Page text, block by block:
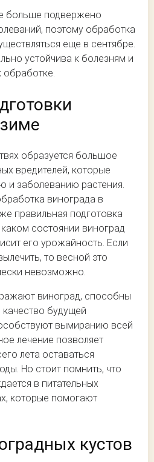
больше подвержено
поэтому обработка
еще в сентябре.
устойчива к болезням и
образуется большое
вредителей, которые
и заболеванию растения.
винограда в
правильная подготовка
состоянии виноград
его урожайность. Если
то весной это
невозможно.
виноград, способны
качество будущей
вымиранию всей
лечение позволяет
лета оставаться
Но стоит помнить, что
в питательных
которые помогают
кустов